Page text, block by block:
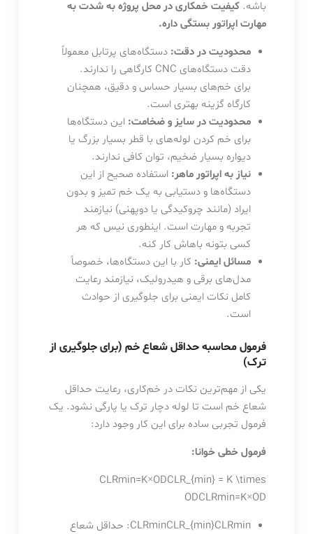
باشه. کیفیت خمکاری در محل پروژه به شدت به
مهارت اپراتور بستگی داره.
محدودیت در دقت: دستگاه‌های پرتابل معمولاً
دقت دستگاه‌های CNC کارگاهی را ندارند.
برای خم‌های بسیار حساس و دقیق، همچنان
کارگاه گزینه بهتری است.
محدودیت در سایز و ضخامت: این دستگاه‌ها
برای خم کردن لوله‌های با قطر بسیار بزرگ یا
دیواره بسیار ضخیم، توان کافی ندارند.
نیاز به اپراتور ماهر: استفاده صحیح از این
دستگاه‌ها و دستیابی به یک خم تمیز و بدون
ایراد (مانند چروکیدگی یا دوپهنی) نیازمند
تجربه و مهارت است. اینطوری نیس که هر
کسی بتونه باهاش کار کنه.
مسائل ایمنی: کار با این دستگاه‌ها، خصوصاً
مدل‌های برقی و هیدرولیک، نیازمند رعایت
کامل نکات ایمنی برای جلوگیری از حوادث
است.
فرمول محاسبه حداقل شعاع خم (برای جلوگیری از
ترک)
یکی از مهم‌ترین نکات در خم‌کاری، رعایت حداقل
شعاع خم است تا لوله دچار ترک یا پارگی نشود. یک
فرمول تجربی ساده برای این کار وجود دارد:
فرمول خطی خوانا:
CLRmin=K×ODCLR_{min} = K \times
ODCLRmin=K×OD
CLRminCLR_{min}CLRmin
: حداقل شعاع